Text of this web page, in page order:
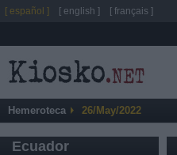
Hemeroteca 26/May/2022
Ecuador
[ español ] [ english ] [ français ]